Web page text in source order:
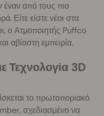
έναν από τους πιο
Είτε είστε νέοι στα
ο Ατμοποιητής Puffco
αβίαστη εμπειρία.
Τεχνολογία 3D
το πρωτοποριακό
σχεδιασμένο να